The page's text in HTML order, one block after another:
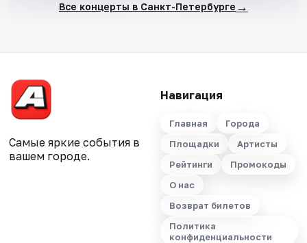
Все концерты в Санкт-Петербурге →
Самые яркие события в
вашем городе.
Навигация
Главная
Города
Площадки
Артисты
Рейтинги
Промокоды
О нас
Возврат билетов
Политика
конфиденциальности